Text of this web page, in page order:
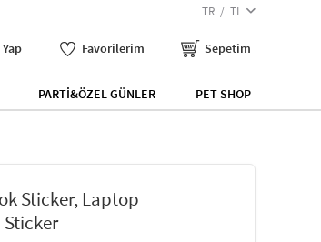
TR TL
Favorilerim Sepetim
PARTİ&ÖZEL GÜNLER PET SHOP
Sticker, Laptop
Sticker